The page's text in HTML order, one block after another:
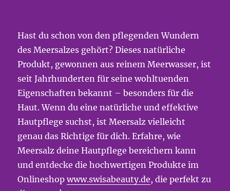
Hast du schon von den pflegenden Wundern
des Meersalzes gehört? Dieses natürliche
Produkt, gewonnen aus reinem Meerwasser, ist
seit Jahrhunderten für seine wohltuenden
Eigenschaften bekannt – besonders für die
Haut. Wenn du eine natürliche und effektive
Hautpflege suchst, ist Meersalz vielleicht
genau das Richtige für dich. Erfahre, wie
Meersalz deine Hautpflege bereichern kann
und entdecke die hochwertigen Produkte im
Onlineshopwww.swisabeauty.de, die perfekt zu